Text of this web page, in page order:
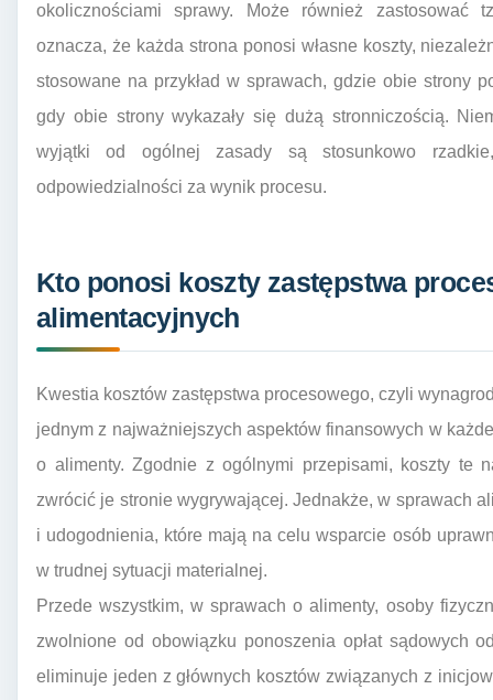
okolicznościami sprawy. Może również zastosować
oznacza, że każda strona ponosi własne koszty,
stosowane na przykład w sprawach, gdzie obie strony
gdy obie strony wykazały się dużą stronniczością.
wyjątki od ogólnej zasady są stosunkowo
odpowiedzialności za wynik procesu.
Kto ponosi koszty zastępstwa
alimentacyjnych
Kwestia kosztów zastępstwa procesowego, czyli
jednym z najważniejszych aspektów finansowych w
o alimenty. Zgodnie z ogólnymi przepisami, koszty te
zwrócić je stronie wygrywającej. Jednakże, w sprawach
i udogodnienia, które mają na celu wsparcie osób
w trudnej sytuacji materialnej.
Przede wszystkim, w sprawach o alimenty, osoby
zwolnione od obowiązku ponoszenia opłat sądowych
eliminuje jeden z głównych kosztów związanych z